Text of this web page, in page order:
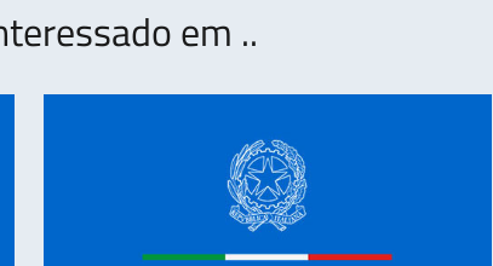
em ..